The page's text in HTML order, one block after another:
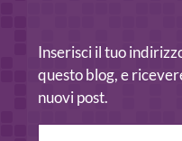
Inserisci il tuo
questo blog, e
nuovi post.